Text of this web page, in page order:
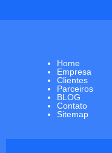
Home
Empresa
Clientes
Parceiros
BLOG
Contato
Sitemap